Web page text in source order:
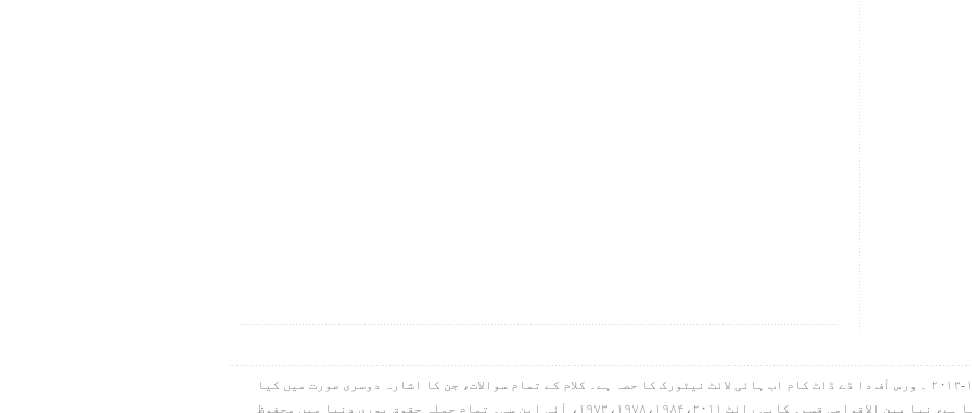
ہائی لائٹ آئی این سی۔ کاپی رائٹ ۱۹۹۸-۲۰۱۳ ۔ ورس آف دا ڈے ڈاٹ کام اب ہائی لائٹ نیٹورک کا حصہ ہے۔ کلام کے تمام سوالات، جن کا اشارہ دوسری صورت میں کیا
گیا ہے، سب کچھ بائبل مقدس سے لیا گیا ہے، نیا بین الاقوامی قسم۔ کاپی رائٹ ۱۹۷۳،۱۹۷۸،۱۹۸۴،۲۰۱۱، آئی این سی۔ تمام جملہ حقوق پوری دنیا میں محفوظ